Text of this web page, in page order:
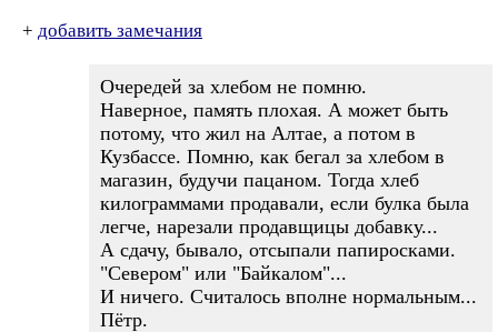
+ добавить замечания
Очередей за хлебом не помню.
Наверное, память плохая. А может быть
потому, что жил на Алтае, а потом в
Кузбассе. Помню, как бегал за хлебом в
магазин, будучи пацаном. Тогда хлеб
килограммами продавали, если булка была
легче, нарезали продавщицы добавку...
А сдачу, бывало, отсыпали папиросками.
"Севером" или "Байкалом"...
И ничего. Считалось вполне нормальным...
Пётр.